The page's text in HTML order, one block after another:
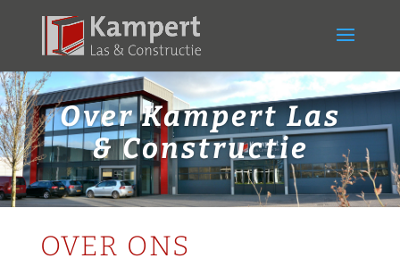
Over Kampert Las
& Constructie
OVER ONS